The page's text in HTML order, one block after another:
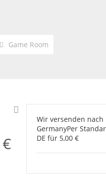
Game Room
Wir versenden nach
GermanyPer
DE für 5,00 €